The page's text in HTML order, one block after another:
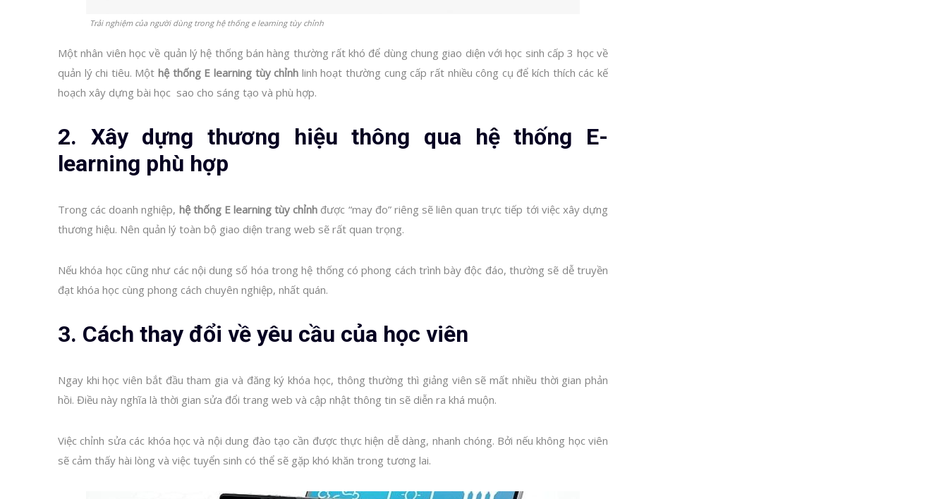
Trải nghiệm của người dùng trong hệ thống e learning tùy chỉnh
Một nhân viên học về quản lý hệ thống bán hàng thường rất khó để dùng chung giao diện với học sinh cấp 3 học về
quản lý chi tiêu. Mộthệ thống E learning tùy chỉnh linh hoạt thường cung cấp rất nhiều công cụ để kích thích các kế
hoạch xây dựng bài học sao cho sáng tạo và phù hợp.
2. Xây dựng thương hiệu thông qua hệ thống E-
learning phù hợp
Trong các doanh nghiệp, hệ thống E learning tùy chỉnh được “may đo” riêng sẽ liên quan trực tiếp tới việc xây dựng
thương hiệu. Nên quản lý toàn bộ giao diện trang web sẽ rất quan trọng.
Nếu khóa học cũng như các nội dung số hóa trong hệ thống có phong cách trình bày độc đáo, thường sẽ dễ truyền
đạt khóa học cùng phong cách chuyên nghiệp, nhất quán.
3. Cách thay đổi về yêu cầu của học viên
Ngay khi học viên bắt đầu tham gia và đăng ký khóa học, thông thường thì giảng viên sẽ mất nhiều thời gian phản
hồi. Điều này nghĩa là thời gian sửa đổi trang web và cập nhật thông tin sẽ diễn ra khá muộn.
Việc chỉnh sửa các khóa học và nội dung đào tạo cần được thực hiện dễ dàng, nhanh chóng. Bởi nếu không học viên
sẽ cảm thấy hài lòng và việc tuyển sinh có thể sẽ gặp khó khăn trong tương lai.